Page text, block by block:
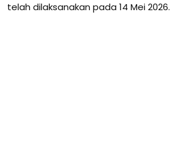
telah dilaksanakan pada 14 Mei 2026.